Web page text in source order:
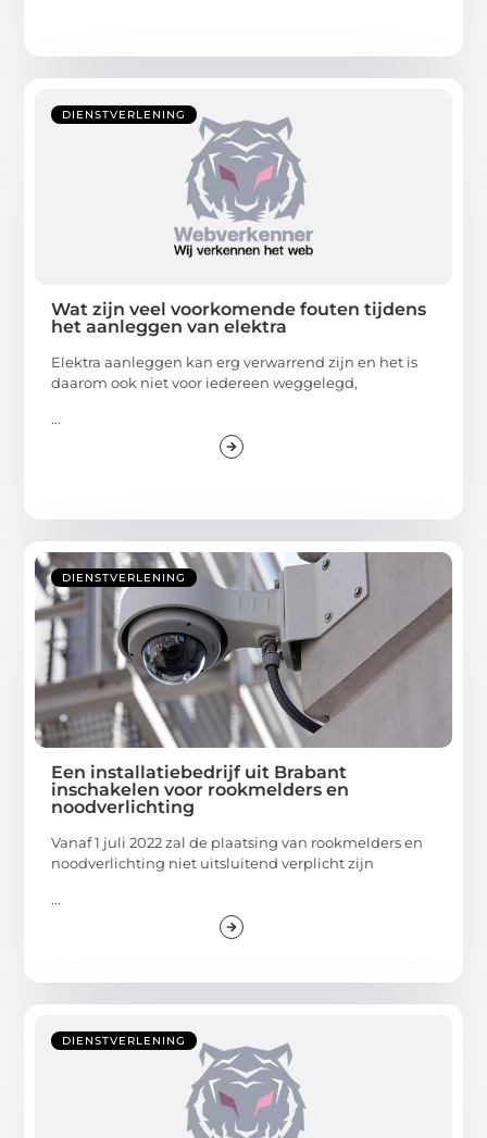
DIENSTVERLENING
Wat zijn veel voorkomende fouten tijdens
het aanleggen van elektra
Elektra aanleggen kan erg verwarrend zijn en het is
daarom ook niet voor iedereen weggelegd,
...
DIENSTVERLENING
Een installatiebedrijf uit Brabant
inschakelen voor rookmelders en
noodverlichting
Vanaf 1 juli 2022 zal de plaatsing van rookmelders en
noodverlichting niet uitsluitend verplicht zijn
...
DIENSTVERLENING